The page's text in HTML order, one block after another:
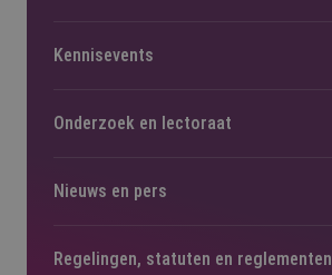
Kennisevents
Onderzoek en lectoraat
Nieuws en pers
Regelingen, statuten en reglementen